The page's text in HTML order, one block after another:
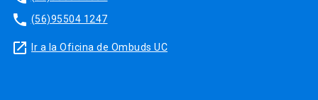
phone (56)95504 1247
launch Ir a la Oficina de Ombuds UC